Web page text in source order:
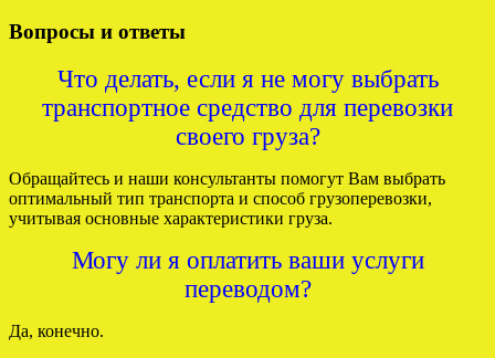
Вопросы и ответы
Что делать, если я не могу выбрать
транспортное средство для перевозки
своего груза?
Обращайтесь и наши консультанты помогут Вам выбрать
оптимальный тип транспорта и способ грузоперевозки,
учитывая основные характеристики груза.
Могу ли я оплатить ваши услуги
переводом?
Да, конечно.